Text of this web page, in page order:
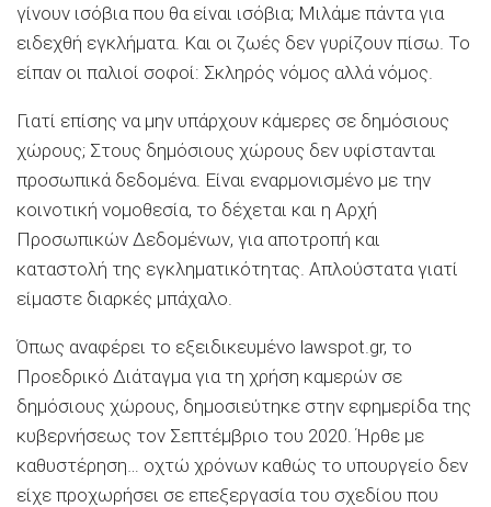
γίνουν ισόβια που θα είναι ισόβια; Μιλάμε πάντα για
ειδεχθή εγκλήματα. Και οι ζωές δεν γυρίζουν πίσω. Το
είπαν οι παλιοί σοφοί: Σκληρός νόμος αλλά νόμος.
Γιατί επίσης να μην υπάρχουν κάμερες σε δημόσιους
χώρους; Στους δημόσιους χώρους δεν υφίστανται
προσωπικά δεδομένα. Είναι εναρμονισμένο με την
κοινοτική νομοθεσία, το δέχεται και η Αρχή
Προσωπικών Δεδομένων, για αποτροπή και
καταστολή της εγκληματικότητας. Απλούστατα γιατί
είμαστε διαρκές μπάχαλο.
Όπως αναφέρει το εξειδικευμένο lawspot.gr, το
Προεδρικό Διάταγμα για τη χρήση καμερών σε
δημόσιους χώρους, δημοσιεύτηκε στην εφημερίδα της
κυβερνήσεως τον Σεπτέμβριο του 2020. Ήρθε με
καθυστέρηση… οχτώ χρόνων καθώς το υπουργείο δεν
είχε προχωρήσει σε επεξεργασία του σχεδίου που